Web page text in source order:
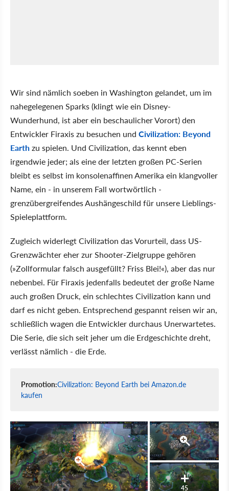
Wir sind nämlich soeben in Washington gelandet, um im
nahegelegenen Sparks (klingt wie ein Disney-
Wunderhund, ist aber ein beschaulicher Vorort) den
Entwickler Firaxis zu besuchen und Civilization: Beyond
Earthzu spielen. Und Civilization, das kennt eben
irgendwie jeder; als eine der letzten großen PC-Serien
bleibt es selbst im konsolenaffinen Amerika ein klangvoller
Name, ein - in unserem Fall wortwörtlich -
grenzübergreifendes Aushängeschild für unsere Lieblings-
Spieleplattform.
Zugleich widerlegt Civilization das Vorurteil, dass US-
Grenzwächter eher zur Shooter-Zielgruppe gehören
(»Zollformular falsch ausgefüllt? Friss Blei!«), aber das nur
nebenbei. Für Firaxis jedenfalls bedeutet der große Name
auch großen Druck, ein schlechtes Civilization kann und
darf es nicht geben. Entsprechend gespannt reisen wir an,
schließlich wagen die Entwickler durchaus Unerwartetes.
Die Serie, die sich seit jeher um die Erdgeschichte dreht,
verlässt nämlich - die Erde.
Promotion:Civilization: Beyond Earth bei Amazon.de
kaufen
45